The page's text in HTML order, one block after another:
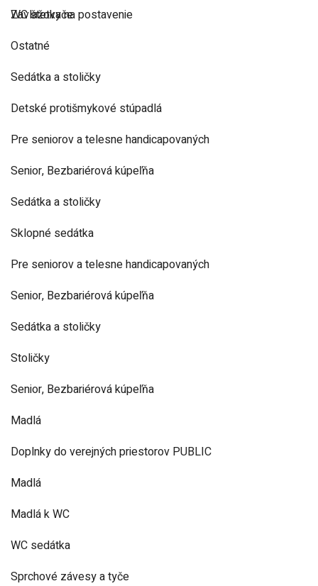
Zavlažovače
WC štetky na postavenie
Ostatné
Sedátka a stoličky
Detské protišmykové stúpadlá
Pre seniorov a telesne handicapovaných
Senior, Bezbariérová kúpeľňa
Sedátka a stoličky
Sklopné sedátka
Pre seniorov a telesne handicapovaných
Senior, Bezbariérová kúpeľňa
Sedátka a stoličky
Stoličky
Senior, Bezbariérová kúpeľňa
Madlá
Doplnky do verejných priestorov PUBLIC
Madlá
Madlá k WC
WC sedátka
Sprchové závesy a tyče